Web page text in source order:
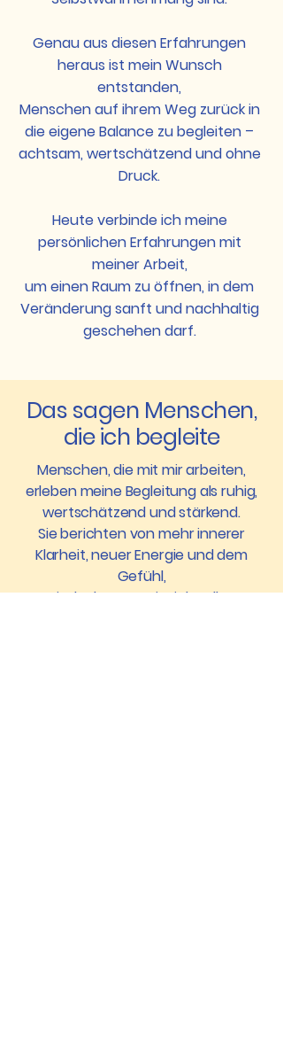
Genau aus diesen Erfahrungen
heraus ist mein Wunsch
entstanden,
Menschen auf ihrem Weg zurück in
die eigene Balance zu begleiten –
achtsam, wertschätzend und ohne
Druck.
Heute verbinde ich meine
persönlichen Erfahrungen mit
meiner Arbeit,
um einen Raum zu öffnen, in dem
Veränderung sanft und nachhaltig
geschehen darf.
Das sagen Menschen,
die ich begleite
Menschen, die mit mir arbeiten,
erleben meine Begleitung als ruhig,
wertschätzend und stärkend.
Sie berichten von mehr innerer
Klarheit, neuer Energie und dem
Gefühl,
wieder besser mit sich selbst